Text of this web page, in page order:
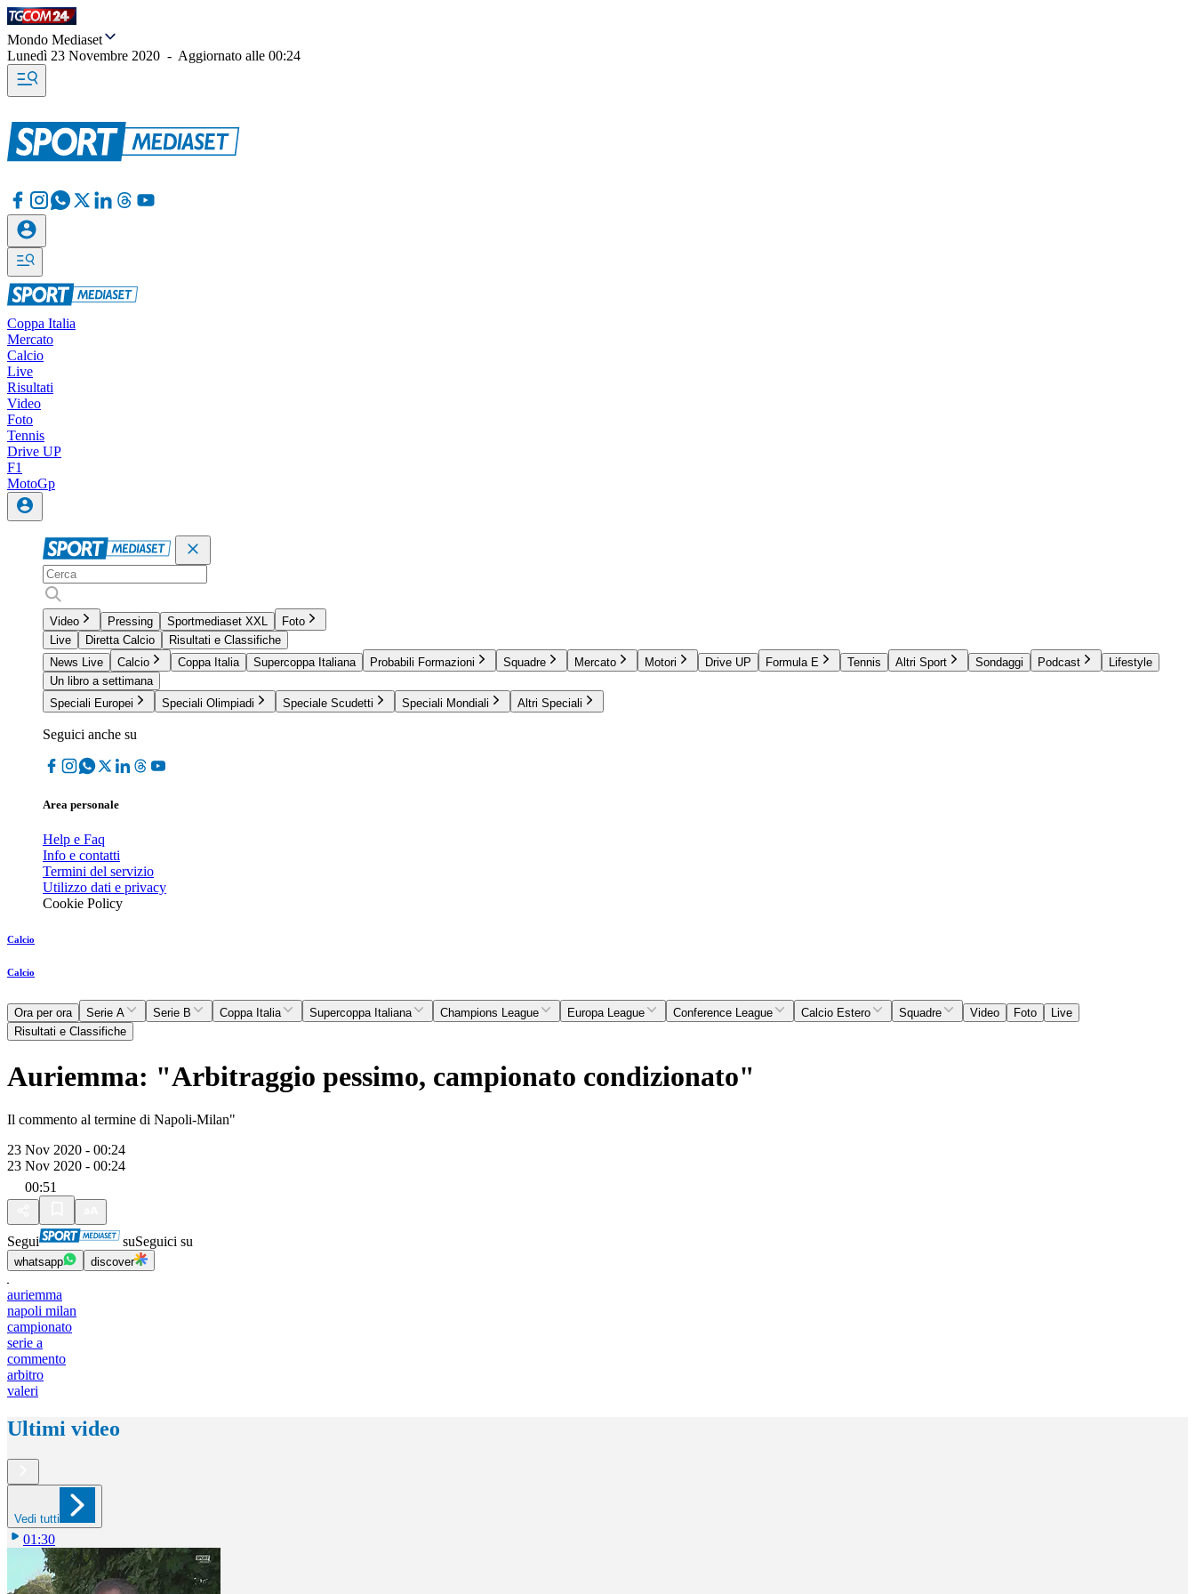
Mondo Mediaset
Lunedì 23 Novembre 2020 - Aggiornato alle 00:24
Coppa Italia
Mercato
Calcio
Live
Risultati
Video
Foto
Tennis
Drive UP
F1
MotoGp
Video Pressing Sportmediaset XXL
Foto
Live
Diretta Calcio
Risultati e Classifiche
News Live
Calcio Coppa Italia Supercoppa Italiana Probabili Formazioni Squadre Mercato Motori Drive UP Formula E Tennis Altri Sport Sondaggi Podcast
Lifestyle
Un libro a settimana
Speciali Europei
Speciali Olimpiadi Speciale Scudetti Speciali Mondiali Altri Speciali
Seguici anche su
Area personale
Help e Faq
Info e contatti
Termini del servizio
Utilizzo dati e privacy
Cookie Policy
Calcio
Calcio
Ora per ora Serie A Serie B Coppa Italia Supercoppa Italiana Champions League Europa League Conference League Calcio Estero Squadre Video Foto
Live
Risultati e Classifiche
Auriemma: "Arbitraggio pessimo, campionato condizionato"
Il commento al termine di Napoli-Milan"
23 Nov 2020 - 00:24
23 Nov 2020 - 00:24
00:51
Segui suSeguici su
whatsapp discover
auriemma
napoli milan
campionato
serie a
commento
arbitro
valeri
Ultimi video
Vedi tutti
01:30